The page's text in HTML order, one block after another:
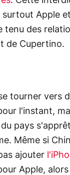
surtout Apple
tenu des
de Cupertino.
tourner vers
l'instant,
pays
Même si
ajouter
Apple, alors